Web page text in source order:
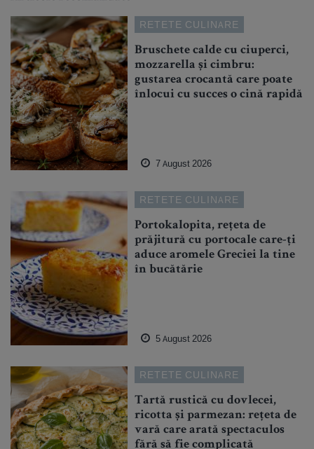
RETETE CULINARE
Bruschete calde cu ciuperci,
mozzarella și cimbru:
gustarea crocantă care poate
înlocui cu succes o cină rapidă
7 August 2026
RETETE CULINARE
Portokalopita, rețeta de
prăjitură cu portocale care-ți
aduce aromele Greciei la tine
în bucătărie
5 August 2026
RETETE CULINARE
Tartă rustică cu dovlecei,
ricotta și parmezan: rețeta de
vară care arată spectaculos
fără să fie complicată